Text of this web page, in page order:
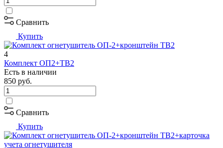
Сравнить
Купить
4
Комплект ОП2+ТВ2
Есть в наличии
850 руб.
Сравнить
Купить